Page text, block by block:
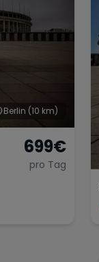
Berlin (10 km)
699€
pro Tag